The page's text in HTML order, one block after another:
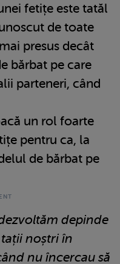
fetițe este tatăl
de toate
presus decât
bărbat pe care
parteneri, când
un rol foarte
pentru ca, la
de bărbat pe
depinde
noștri în
nu încercau să